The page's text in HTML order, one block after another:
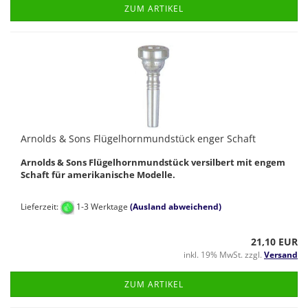
ZUM ARTIKEL
Arnolds & Sons Flügelhornmundstück enger Schaft
Arnolds & Sons Flügelhornmundstück versilbert mit engem
Schaft für amerikanische Modelle.
Lieferzeit: 1-3 Werktage (Ausland abweichend)
21,10 EUR
inkl. 19% MwSt. zzgl. Versand
ZUM ARTIKEL